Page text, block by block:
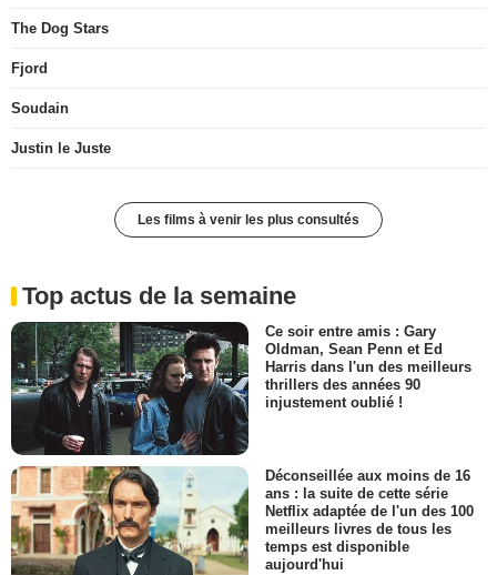
The Dog Stars
Fjord
Soudain
Justin le Juste
Les films à venir les plus consultés
Top actus de la semaine
Ce soir entre amis : Gary
Oldman, Sean Penn et Ed
Harris dans l'un des meilleurs
thrillers des années 90
injustement oublié !
Déconseillée aux moins de 16
ans : la suite de cette série
Netflix adaptée de l'un des 100
meilleurs livres de tous les
temps est disponible
aujourd'hui